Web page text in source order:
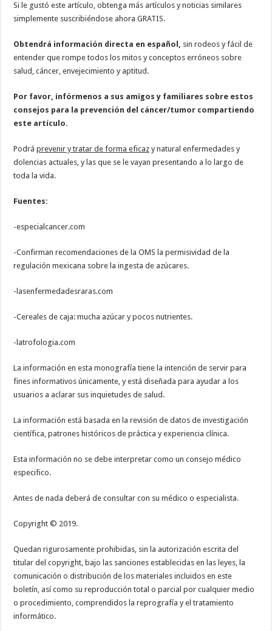
Si le gustó este artículo, obtenga más artículos y noticias similares
simplemente suscribiéndose ahora GRATIS.
Obtendrá información directa en español, sin rodeos y fácil de
entender que rompe todos los mitos y conceptos erróneos sobre
salud, cáncer, envejecimiento y aptitud.
Por favor, infórmenos a sus amigos y familiares sobre estos
consejos para la prevención del cáncer/tumor compartiendo
este artículo.
Podráprevenir y tratar de forma eficaz y natural enfermedades y
dolencias actuales, y las que se le vayan presentando a lo largo de
toda la vida.
Fuentes:
-especialcancer.com
-Confirman recomendaciones de la OMS la permisividad de la
regulación mexicana sobre la ingesta de azúcares.
-lasenfermedadesraras.com
-Cereales de caja: mucha azúcar y pocos nutrientes.
-latrofologia.com
La información en esta monografía tiene la intención de servir para
fines informativos únicamente, y está diseñada para ayudar a los
usuarios a aclarar sus inquietudes de salud.
La información está basada en la revisión de datos de investigación
científica, patrones históricos de práctica y experiencia clínica.
Esta información no se debe interpretar como un consejo médico
especifico.
Antes de nada deberá de consultar con su médico o especialista.
Copyright © 2019.
Quedan rigurosamente prohibidas, sin la autorización escrita del
titular del copyright, bajo las sanciones establecidas en las leyes, la
comunicación o distribución de los materiales incluidos en este
boletín, así como su reproducción total o parcial por cualquier medio
o procedimiento, comprendidos la reprografía y el tratamiento
informático.